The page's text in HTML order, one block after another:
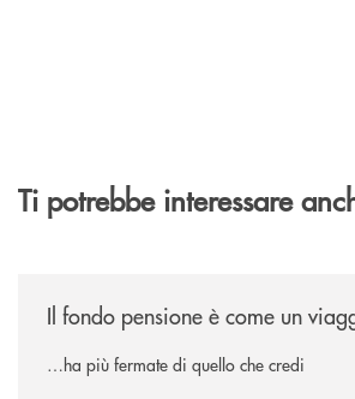
Ti potrebbe interessare
Il fondo pensione è come un
…ha più fermate di quello che credi